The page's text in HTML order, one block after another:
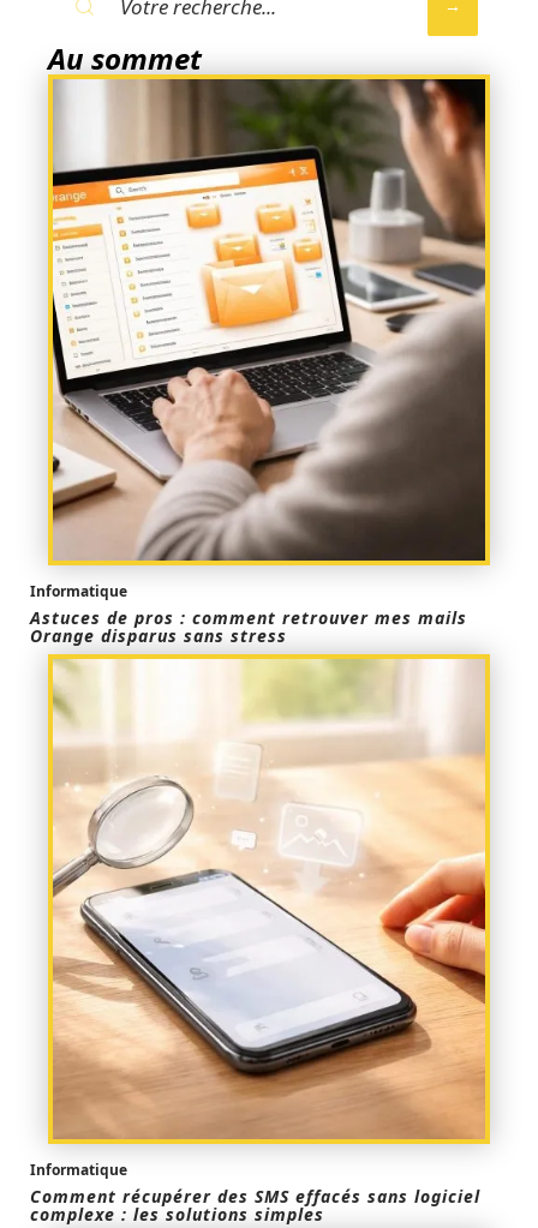
Au sommet
Informatique
Astuces de pros : comment retrouver mes mails
Orange disparus sans stress
Informatique
Comment récupérer des SMS effacés sans logiciel
complexe : les solutions simples